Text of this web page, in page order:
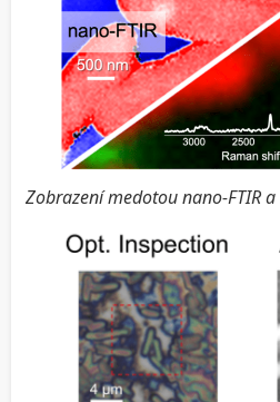
Zobrazení medotou nano-FTIR